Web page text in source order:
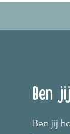
Ben
Ben jij